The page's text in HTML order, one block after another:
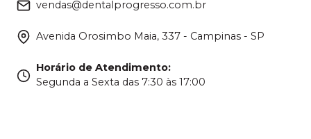
vendas@dentalprogresso.com.br
Avenida Orosimbo Maia, 337 - Campinas - SP
Horário de Atendimento:
Segunda a Sexta das 7:30 às 17:00